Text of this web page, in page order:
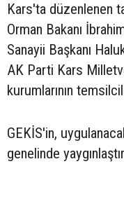
Kars'ta düzenlenen
Orman Bakanı
Sanayii Başkanı
AK Parti Kars
kurumlarının
GEKİS'in,
genelinde